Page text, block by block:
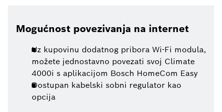
Mogućnost povezivanja na internet
Uz kupovinu dodatnog pribora Wi-Fi modula,
možete jednostavno povezati svoj Climate
4000i s aplikacijom Bosch HomeCom Easy
Dostupan kabelski sobni regulator kao
opcija